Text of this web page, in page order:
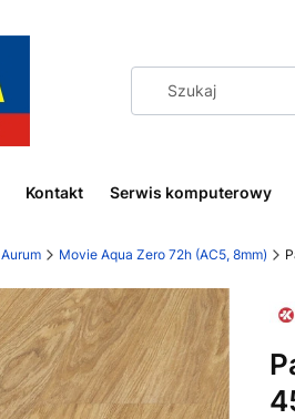
Kontakt Serwis komputerowy
Aurum Movie Aqua Zero 72h (AC5, 8mm)